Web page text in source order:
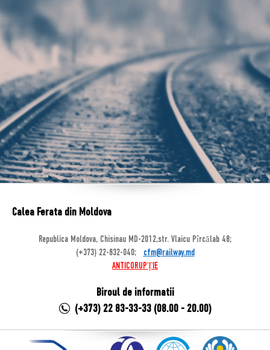
Calea Ferata din Moldova
Republica Moldova, Chisinau MD-2012,str. Vlaicu Pîrcălab 48;
(+373) 22-832-040;
cfm@railway.md
ANTICORUPȚIE
Biroul de informatii
(+373) 22 83-33-33 (08.00 - 20.00)